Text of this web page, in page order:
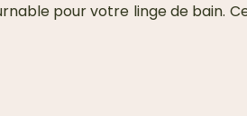
pour votre linge de bain.